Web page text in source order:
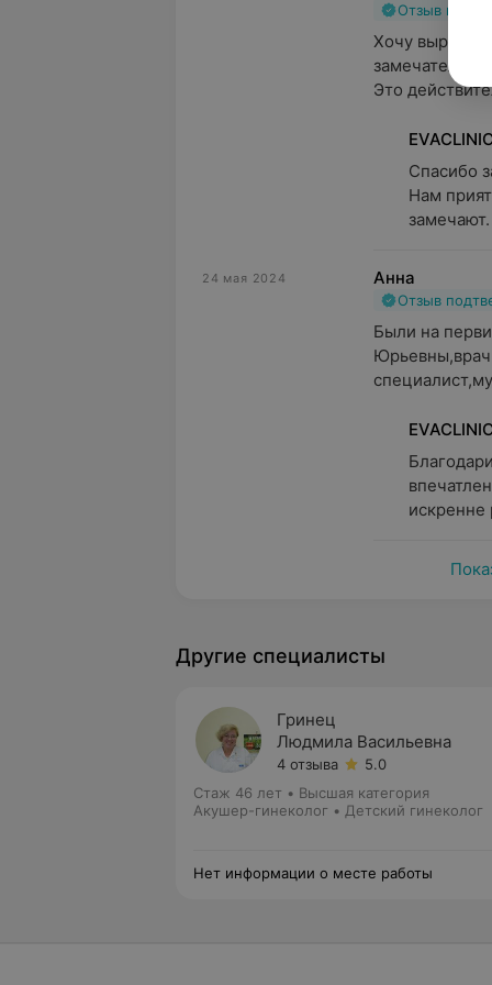
Отзыв
Хочу
Это
Спасибо
Нам
24 мая 2024 Анна
Отзыв
Были на
Юрьевны,врач
искренне
Другие специалисты
Гринец
Людмила Васильевна
4 отзыва
5.0
Стаж 46 лет • Высшая категория
Акушер-гинеколог • Детский гинеколог
Нет информации о месте работы